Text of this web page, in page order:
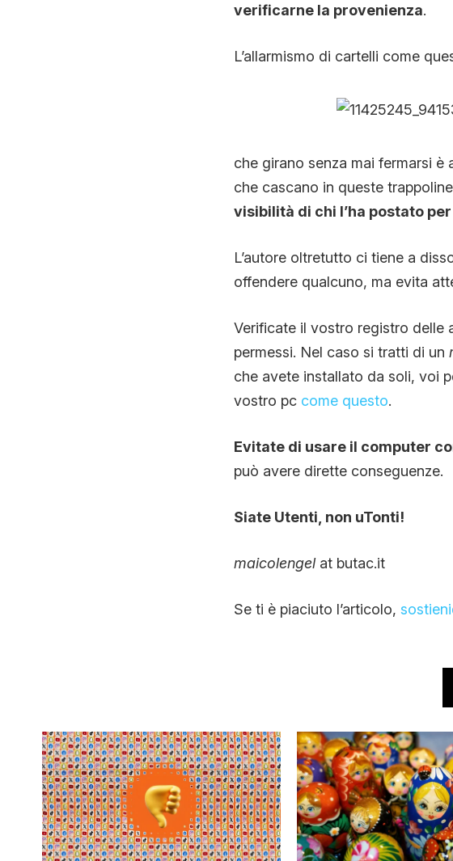
verificarne la provenienza.
L’allarmismo di cartelli come
che girano senza mai fermarsi è
che cascano in queste
visibilità di chi l’ha postato
L’autore oltretutto ci tiene a
offendere qualcuno, ma evita
Verificate il vostro registro delle
permessi. Nel caso si tratti di un
che avete installato da soli, voi
vostro pc come questo.
Evitate di usare il computer
può avere dirette conseguenze.
Siate Utenti, non uTonti!
maicolengelat butac.it
Se ti è piaciuto l’articolo,